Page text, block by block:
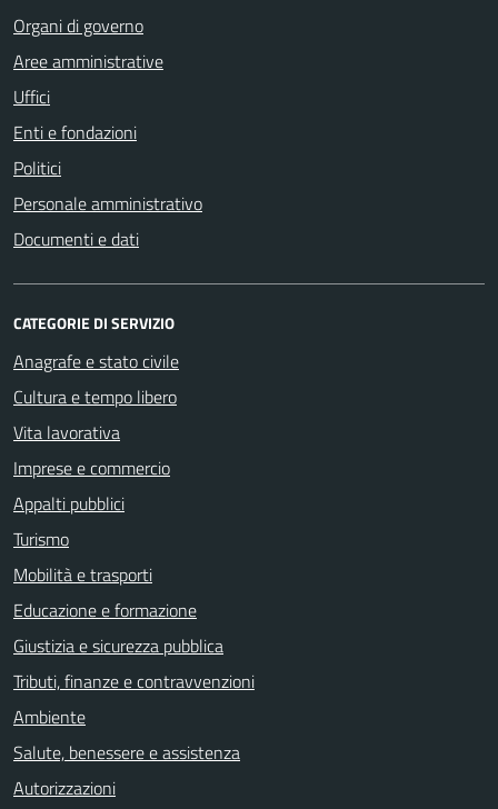
Organi di governo
Aree amministrative
Uffici
Enti e fondazioni
Politici
Personale amministrativo
Documenti e dati
CATEGORIE DI SERVIZIO
Anagrafe e stato civile
Cultura e tempo libero
Vita lavorativa
Imprese e commercio
Appalti pubblici
Turismo
Mobilità e trasporti
Educazione e formazione
Giustizia e sicurezza pubblica
Tributi, finanze e contravvenzioni
Ambiente
Salute, benessere e assistenza
Autorizzazioni